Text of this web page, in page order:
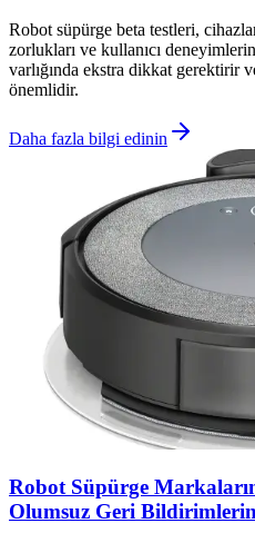
Robot süpürge beta testleri,
zorlukları ve kullanıcı
varlığında ekstra dikkat gerektirir
önemlidir.
Daha fazla bilgi edinin
Robot Süpürge
Olumsuz Geri